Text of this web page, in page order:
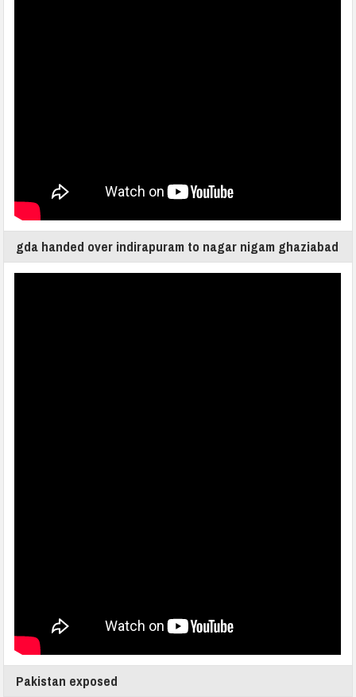
gda handed over indirapuram to nagar nigam ghaziabad
Pakistan exposed